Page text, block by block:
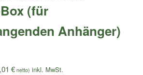
(für
Anhänger)
€netto)